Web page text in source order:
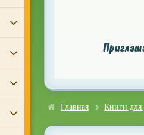
Главная Книги для